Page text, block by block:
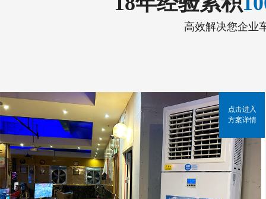
高效解决您企业
点击进入
方案详情